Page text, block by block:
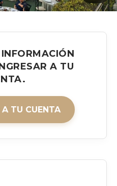
A TU
TU CUENTA